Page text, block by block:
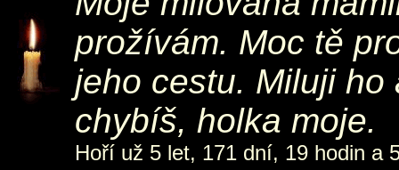
prožívám. Moc tě
jeho cestu. Miluji ho
chybíš, holka moje.
Hoří už 5 let, 171 dní, 19 hodin a